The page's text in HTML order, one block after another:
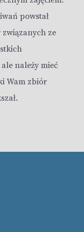
powstał
ze
należy mieć
Wam zbiór